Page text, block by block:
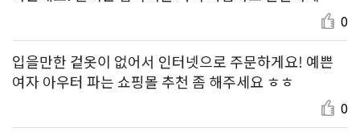
0
입을만한 겉옷이 없어서 인터넷으로 주문하게요! 예쁜
여자 아우터 파는 쇼핑몰 추천 좀 해주세요 ㅎㅎ
0